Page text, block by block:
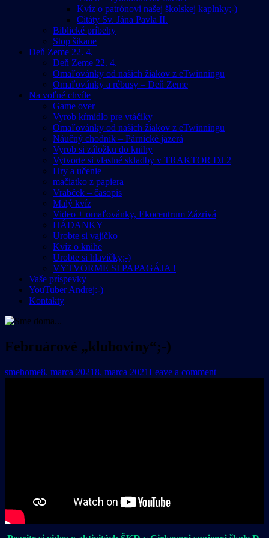
Kvíz o patrónovi našej školskej kaplnky;-)
Citáty Sv. Jána Pavla II.
Biblické príbehy
Stop šikane
Deň Zeme 22. 4.
Deň Zeme 22. 4.
Omaľovánky od našich žiakov z eTwinningu
Omaľovánky a rébusy – Deň Zeme
Na voľné chvíle
Game over
Vyrob kŕmidlo pre vtáčiky
Omaľovánky od našich žiakov z eTwinningu
Náučný chodník – Párnické jazerá
Vyrob si záložku do knihy
Vytvorte si vlastné skladby v TRAKTOR DJ 2
Hry a učenie
mačiatko z papiera
Vrabček – časopis
Malý kvíz
Video + omaľovánky, Ekocentrum Zázrivá
HÁDANKY
Urobte si vajíčko
Kvíz o knihe
Urobte si hlavičky;-)
VYTVORME SI PAPAGÁJA !
Vaše príspevky
YouTuber Andrej:-)
Kontakty
Februárové „kluboviny“;-)
smehome8. marca 20218. marca 2021Leave a comment